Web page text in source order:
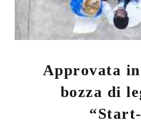
Approvata
bozza di